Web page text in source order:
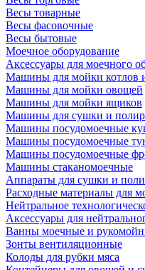
Весы товарные
Весы фасовочные
Весы бытовые
Моечное оборудование
Аксессуары для моечного
Машины для мойки котлов
Машины для мойки овощей
Машины для мойки ящиков
Машины для сушки и
Машины посудомоечные
Машины посудомоечные
Машины посудомоечные
Машины стаканомоечные
Аппараты для сушки и
Расходные материалы для
Нейтральное
Аксессуары для
Ванны моечные и
Зонты вентиляционные
Колоды для рубки мяса